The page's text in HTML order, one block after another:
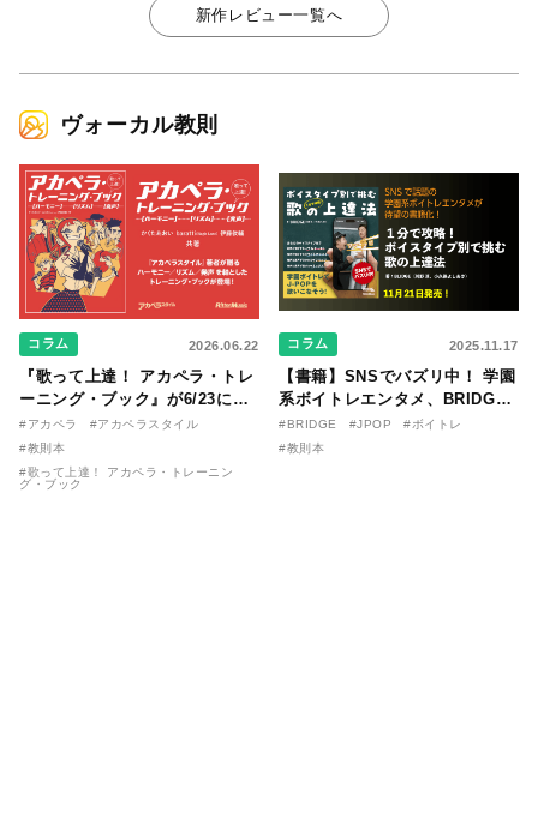
新作レビュー一覧へ
ヴォーカル教則
コラム 2026.06.22
『歌って上達！ アカペラ・トレ
ーニング・ブック』が6/23に発
売！ 課題曲音源・音取り用アプ
リを公開。
#アカペラ
#アカペラスタイル
#教則本
#歌って上達！ アカペラ・トレーニン
グ・ブック
コラム 2025.11.17
【書籍】SNSでバズリ中！ 学園
系ボイトレエンタメ、BRIDGE
が届ける教則本『１分で攻略！
ボイスタイプ別で挑む歌の上達
#BRIDGE #JPOP
#ボイトレ
#教則本